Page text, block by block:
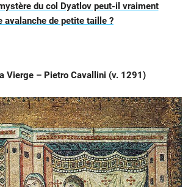
du col Dyatlov peut-il vraiment
avalanche de petite taille ?
Vierge – Pietro Cavallini (v. 1291)